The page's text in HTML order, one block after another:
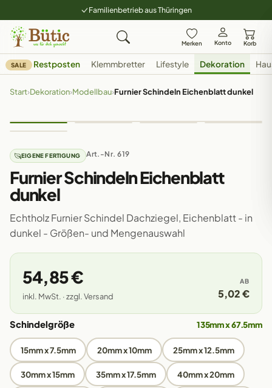
Familienbetrieb aus Thüringen
Merken Konto Korb
SALE Restposten Klemmbretter Lifestyle Dekoration
Start›Dekoration›Modellbau›Furnier Schindeln Eichenblatt dunkel
EIGENE FERTIGUNG Art.-Nr. 619
Furnier Schindeln Eichenblatt
dunkel
Echtholz Furnier Schindel Dachziegel, Eichenblatt - in
dunkel - Größen- und Mengenauswahl
54,85 €
inkl. MwSt. · zzgl. Versand
AB
5,02 €
Schindelgröße 135mm x 67.5mm
15mm x 7.5mm 20mm x 10mm 25mm x 12.5mm
30mm x 15mm 35mm x 17.5mm 40mm x 20mm